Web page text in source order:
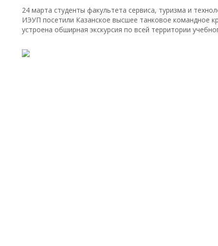
24 марта студенты факультета сервиса, туризма и
ИЭУП посетили Казанское высшее танковое командное
устроена обширная экскурсия по всей территории